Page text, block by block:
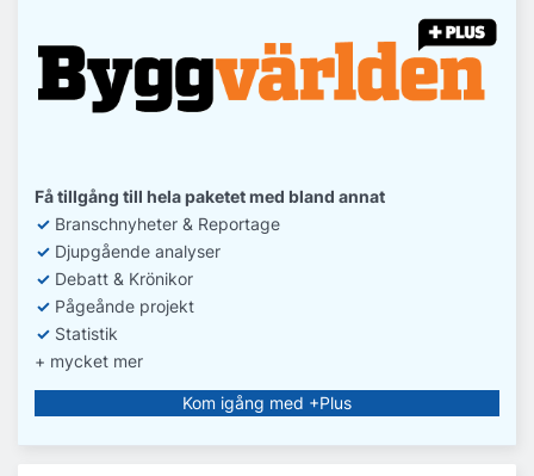
Få tillgång till hela paketet med bland annat
✓ Branschnyheter & Reportage
✓ Djupgående analyser
✓ Debatt & Krönikor
✓ Pågeånde projekt
✓ Statistik
+ mycket mer
Kom igång med +Plus